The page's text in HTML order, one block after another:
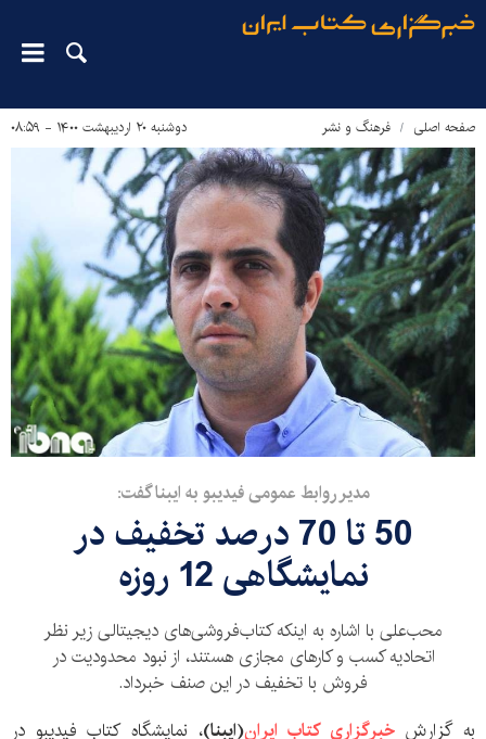
صفحه اصلی فرهنگ و نشر دوشنبه ۲۰ اردیبهشت ۱۴۰۰ - ۰۸:۵۹
مدیر روابط عمومی فیدیبو به ایبنا گفت:
50 تا 70 درصد تخفیف در
نمایشگاهی 12 روزه
محب‌علی با اشاره به اینکه کتاب‌فروشی‌های دیجیتالی زیر نظر
اتحادیه کسب و کارهای مجازی هستند، از نبود محدودیت در
فروش با تخفیف در این صنف خبرداد.
به گزارشخبرگزاری کتاب ایران‌(ایبنا)، نمایشگاه کتاب فیدیبو در